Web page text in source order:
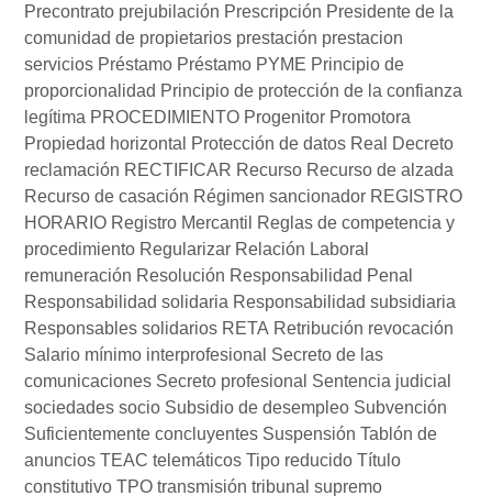
Precontrato prejubilación Prescripción Presidente de la
comunidad de propietarios prestación prestacion
servicios Préstamo Préstamo PYME Principio de
proporcionalidad Principio de protección de la confianza
legítima PROCEDIMIENTO Progenitor Promotora
Propiedad horizontal
Protección de datos Real Decreto
reclamación RECTIFICAR Recurso Recurso de alzada
Recurso de casación Régimen sancionador REGISTRO
HORARIO Registro Mercantil
Reglas de competencia y
procedimiento Regularizar Relación Laboral
remuneración Resolución Responsabilidad Penal
Responsabilidad solidaria Responsabilidad subsidiaria
Responsables solidarios RETA Retribución revocación
Salario mínimo interprofesional Secreto de las
comunicaciones Secreto profesional Sentencia judicial
sociedades socio Subsidio de desempleo Subvención
Suficientemente concluyentes Suspensión Tablón de
anuncios TEAC telemáticos Tipo reducido Título
constitutivo TPO transmisión tribunal supremo